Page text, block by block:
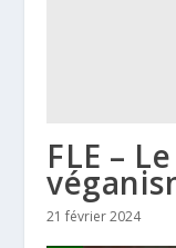
FLE –
21 février 2024